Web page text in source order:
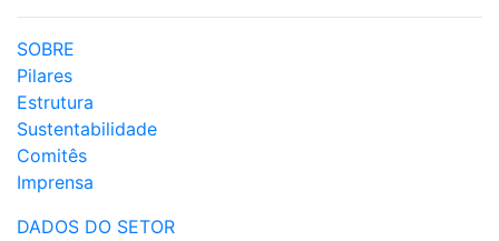
SOBRE
Pilares
Estrutura
Sustentabilidade
Comitês
Imprensa
DADOS DO SETOR